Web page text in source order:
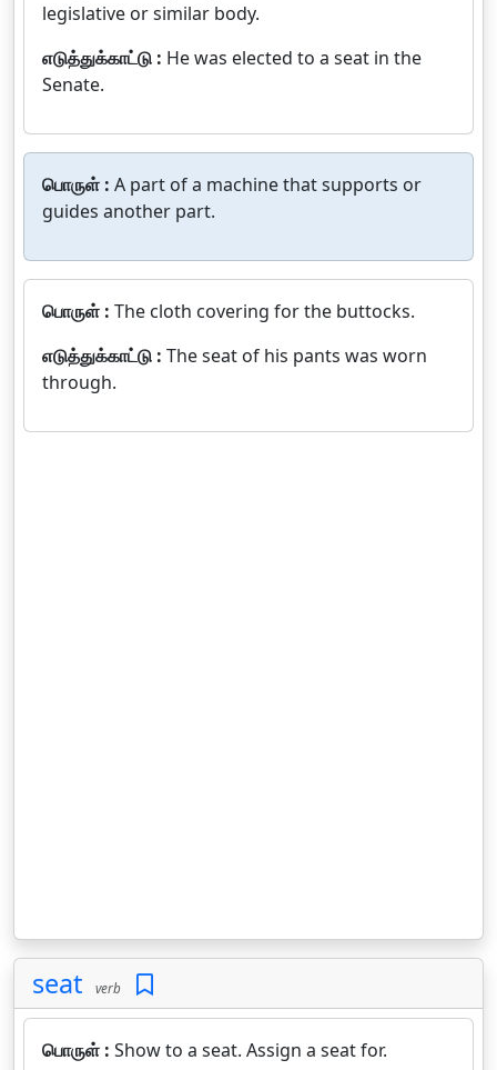
legislative or similar body.
எடுத்துக்காட்டு : He was elected to a seat in the
Senate.
பொருள் : A part of a machine that supports or
guides another part.
பொருள் : The cloth covering for the buttocks.
எடுத்துக்காட்டு : The seat of his pants was worn
through.
seat verb
பொருள் : Show to a seat. Assign a seat for.